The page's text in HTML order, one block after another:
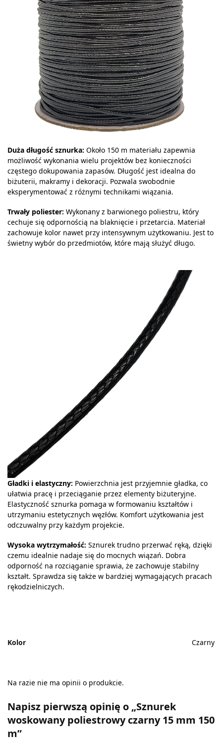
Duża długość sznurka: Około 150 m materiału zapewnia
możliwość wykonania wielu projektów bez konieczności
częstego dokupowania zapasów. Długość jest idealna do
biżuterii, makramy i dekoracji. Pozwala swobodnie
eksperymentować z różnymi technikami wiązania.
Trwały poliester: Wykonany z barwionego poliestru, który
cechuje się odpornością na blaknięcie i przetarcia. Materiał
zachowuje kolor nawet przy intensywnym użytkowaniu. Jest to
świetny wybór do przedmiotów, które mają służyć długo.
Gładki i elastyczny: Powierzchnia jest przyjemnie gładka, co
ułatwia pracę i przeciąganie przez elementy biżuteryjne.
Elastyczność sznurka pomaga w formowaniu kształtów i
utrzymaniu estetycznych węzłów. Komfort użytkowania jest
odczuwalny przy każdym projekcie.
Wysoka wytrzymałość: Sznurek trudno przerwać ręką, dzięki
czemu idealnie nadaje się do mocnych wiązań. Dobra
odporność na rozciąganie sprawia, że zachowuje stabilny
kształt. Sprawdza się także w bardziej wymagających pracach
rękodzielniczych.
Kolor Czarny
Na razie nie ma opinii o produkcie.
Napisz pierwszą opinię o „Sznurek
woskowany poliestrowy czarny 15 mm 150
m”